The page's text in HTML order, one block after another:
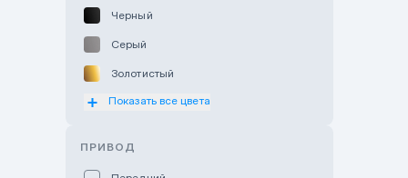
Черный
Серый
Золотистый
Оранжевый
Показать все цвета
ПРИВОД